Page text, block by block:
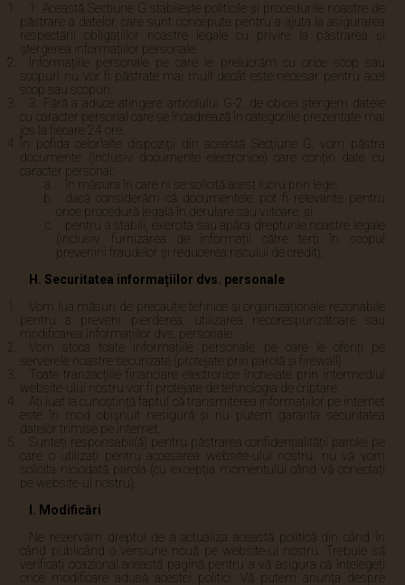
1. Această Secțiune G stabilește politicile și procedurile noastre de
păstrare a datelor, care sunt concepute pentru a ajuta la asigurarea
respectării obligațiilor noastre legale cu privire la păstrarea și
ștergerea informațiilor personale.
Informațiile personale pe care le prelucrăm cu orice scop sau
scopuri nu vor fi păstrate mai mult decât este necesar pentru acel
scop sau scopuri.
3. Fără a aduce atingere articolului G-2, de obicei ștergem datele
cu caracter personal care se încadrează în categoriile prezentate mai
jos la fiecare 24 ore.
În pofida celorlalte dispoziții din această Secțiune G, vom păstra
documente (inclusiv documente electronice) care conțin date cu
caracter personal:
în măsura în care ni se solicită acest lucru prin lege;
dacă considerăm că documentele pot fi relevante pentru
orice procedură legală în derulare sau viitoare; și
pentru a stabili, exercita sau apăra drepturile noastre legale
(inclusiv furnizarea de informații către terți în scopul
prevenirii fraudelor și reducerea riscului de credit);
H. Securitatea informațiilor dvs. personale
Vom lua măsuri de precauție tehnice și organizaționale rezonabile
pentru a preveni pierderea, utilizarea necorespunzătoare sau
modificarea informațiilor dvs. personale.
Vom stoca toate informațiile personale pe care le oferiți pe
serverele noastre securizate (protejate prin parolă și firewall).
Toate tranzacțiile financiare electronice încheiate prin intermediul
website-ului nostru vor fi protejate de tehnologia de criptare.
Ați luat la cunoștință faptul că transmiterea informațiilor pe internet
este în mod obișnuit nesigură și nu putem garanta securitatea
datelor trimise pe internet.
Sunteți responsabil(ă) pentru păstrarea confidențialității parolei pe
care o utilizați pentru accesarea website-ului nostru; nu vă vom
solicita niciodată parola (cu excepția momentului când vă conectați
pe website-ul nostru).
I. Modificări
Ne rezervăm dreptul de a actualiza această politică din când în
când publicând o versiune nouă pe website-ul nostru. Trebuie să
verificați ocazional această pagină pentru a vă asigura că înțelegeți
orice modificare adusă acestei politici. Vă putem anunța despre